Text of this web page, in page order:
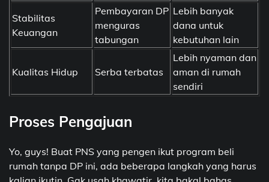
Stabilitas
Keuangan
Pembayaran DP
menguras
tabungan
Lebih banyak
dana untuk
kebutuhan lain
Kualitas Hidup Serba terbatas
Lebih nyaman dan
aman di rumah
sendiri
Proses Pengajuan
Yo, guys! Buat PNS yang pengen ikut program beli
rumah tanpa DP ini, ada beberapa langkah yang harus